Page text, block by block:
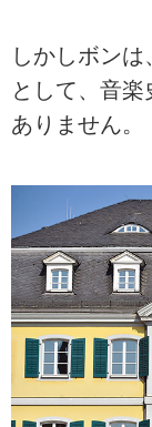
しかしボン
として、音
ありません。